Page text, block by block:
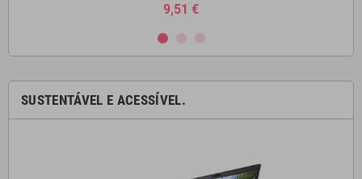
9,51 €
SUSTENTÁVEL E ACESSÍVEL.